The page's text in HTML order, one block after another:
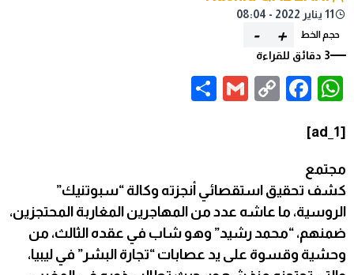
11 يناير 2022 - 08:04
حجم الخط +
-
3 دقائق للقراءة
WhatsApp
Facebook
Copy
Gmail
[ad_1]
مجتمع
كشف تحقيق استقصائي أنجزته وكالة “سبوتنيك”
الروسية، ما عاشه عدد من المهاجرين المغاربة المحتجزين،
ضمنهم، “محمد رشيد” وهو شاب في عقده الثالث، من
وحشية وقسوة على يد عصابات “تجارة البشر” في ليبيا،